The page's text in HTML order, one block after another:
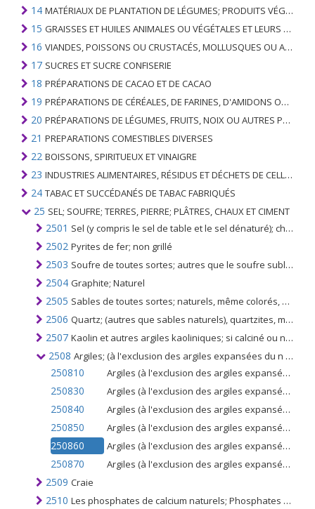
14 MATÉRIAUX DE PLANTATION DE LÉGUMES; PRODUITS VÉGÉTAUX NON DÉNOMMÉS NI COMPRIS AILLEURS
15 GRAISSES ET HUILES ANIMALES OU VÉGÉTALES ET LEURS PRODUITS DE CLIVAGE; GRAISSES ANIMALES PRÉPARÉES; CIRES ANIMALES OU VÉGÉTALES
16 VIANDES, POISSONS OU CRUSTACÉS, MOLLUSQUES OU AUTRES INVERTÉBRÉS AQUATIQUES; PRÉPARATIONS DE CELLES-CI
17 SUCRES ET SUCRE CONFISERIE
18 PRÉPARATIONS DE CACAO ET DE CACAO
19 PRÉPARATIONS DE CÉRÉALES, DE FARINES, D'AMIDONS OU DE LAIT; PRODUITS DE PATISSERIE
20 PRÉPARATIONS DE LÉGUMES, FRUITS, NOIX OU AUTRES PARTIES DE PLANTES
21 PREPARATIONS COMESTIBLES DIVERSES
22 BOISSONS, SPIRITUEUX ET VINAIGRE
23 INDUSTRIES ALIMENTAIRES, RÉSIDUS ET DÉCHETS DE CELLES-CI; FOURRAGE ANIMAL PRÉPARÉ
24 TABAC ET SUCCÉDANÉS DE TABAC FABRIQUÉS
25 SEL; SOUFRE; TERRES, PIERRE; PLÂTRES, CHAUX ET CIMENT
2501 Sel (y compris le sel de table et le sel dénaturé); chlorure de sodium pur, même en solution aqueuse; eau de mer
2502 Pyrites de fer; non grillé
2503 Soufre de toutes sortes; autres que le soufre sublimé, précipité et colloïdal
2504 Graphite; Naturel
2505 Sables de toutes sortes; naturels, même colorés, autres que les sables porteurs de métaux du chapitre 26
2506 Quartz; (autres que sables naturels), quartzites, même dégrossis ou simplement débités, par sciage ou autrement, en blocs ou en plaques de forme carrée ou rectangulaire
2507 Kaolin et autres argiles kaoliniques; si calciné ou non
2508 Argiles; (à l'exclusion des argiles expansées du n ° 6806), l'andalousite kyanite et la sillimanite, même calcinées; la mullite; chamotte ou terre de dinas
250810 Argiles (à l'exclusion des argiles expansées du n ° 6806); bentonite, même calcinée
250830 Argiles (à l'exclusion des argiles expansées du n ° 6806); argile réprimée, même calcinée
250840 Argiles (à l'exclusion des argiles expansées du n ° 6806); n.c.a. dans le n ° 2508, même calciné
250850 Argiles (à l'exclusion des argiles expansées du n ° 6806); andalousite, cyanite et sillimanite, même calcinés
250860 Argiles (à l'exclusion des argiles expansées du n ° 6806); mullite
250870 Argiles (à l'exclusion des argiles expansées du n ° 6806); terre de chamotte ou de dinas
2509 Craie
2510 Les phosphates de calcium naturels; Phosphates de calcium et d'aluminium naturels et craie phosphatée